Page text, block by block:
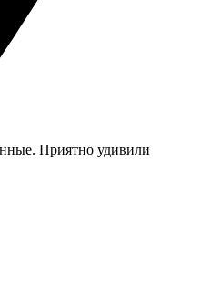
Приятно удивили